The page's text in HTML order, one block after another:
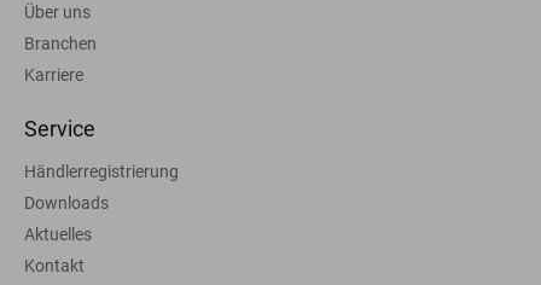
Über uns
Branchen
Karriere
Service
Händlerregistrierung
Downloads
Aktuelles
Kontakt